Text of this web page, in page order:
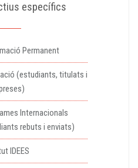
específics
Permanent
(estudiants, titulats i
Internacionals
rebuts i enviats)
IDEES